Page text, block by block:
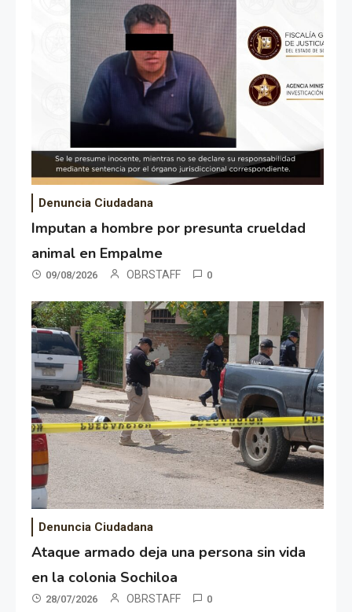
Denuncia Ciudadana
Imputan a hombre por presunta crueldad
animal en Empalme
09/08/2026 OBRSTAFF 0
Denuncia Ciudadana
Ataque armado deja una persona sin vida
en la colonia Sochiloa
28/07/2026 OBRSTAFF 0